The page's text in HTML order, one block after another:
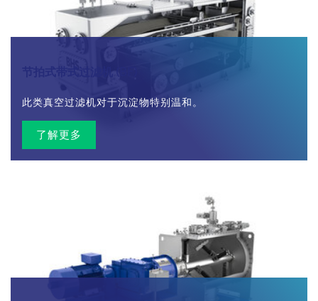
节拍式带式过滤机 (BF)
此类真空过滤机对于沉淀物特别温和。
了解更多